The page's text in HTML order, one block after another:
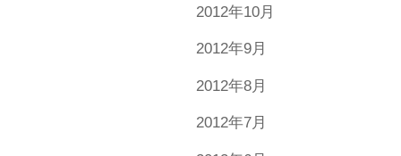
2012年10月
2012年9月
2012年8月
2012年7月